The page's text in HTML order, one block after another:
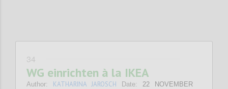
34
WG einrichten à la IKEA
Author: KATHARINA JAROSCH Date: 22 NOVEMBER